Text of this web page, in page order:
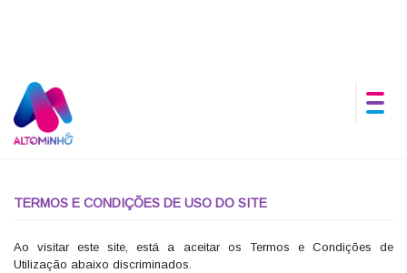
TERMOS E CONDIÇÕES DE USO DO SITE
Ao visitar este site, está a aceitar os Termos e Condições de
Utilização abaixo discriminados.